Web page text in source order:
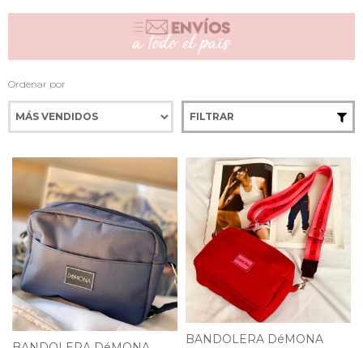
Ordenar por
FILTRAR
BANDOLERA DéMONA